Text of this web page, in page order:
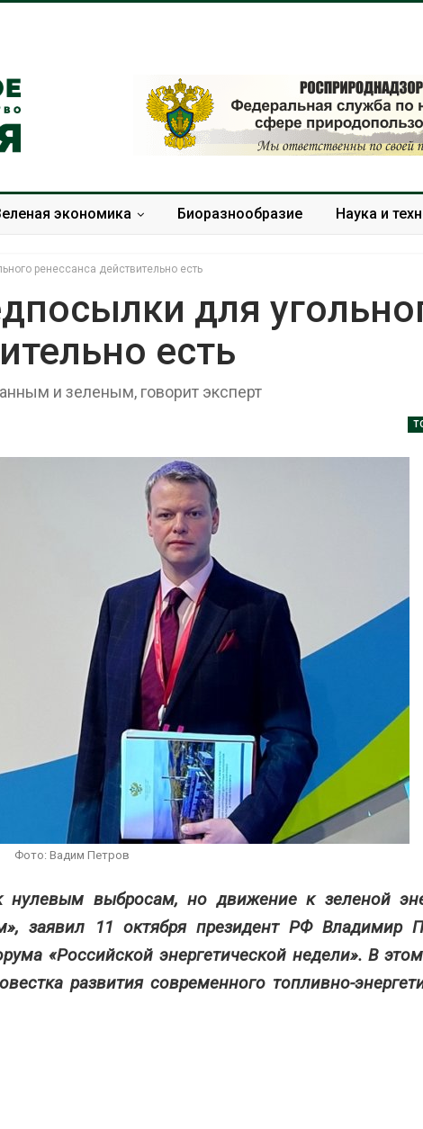
экономика Биоразнообразие Наука и
ренессанса действительно есть
для
есть
и зеленым, говорит эксперт
Фото: Вадим Петров
нулевым выбросам, но движение к зеленой
заявил 11 октября президент РФ Владимир
«Российской энергетической недели». В
развития современного топливно-
В Домодедове
ликвидируют
химикатов после пожара
Изменение климата
меняет ареалы бабочек
по всему миру
В Австралии снизят
стоимость установки
солнечных панелей для
бизнеса
Москвариум отметит 11-
летие трёхдневным
фестивалем
Авг 5, 2026
В Кении противников
строительства АЭС
проверяют по статье о
терроризме
Суд запретил
израильской тюрьмы
вторсырья
Авг 6, 2026
Авг 6, 2026
Приложение
для
площадок
сентябре
Авг 6, 2026
биомассы из-
Авг 6, 2026